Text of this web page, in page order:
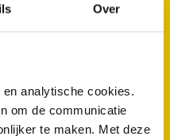
Over
analytische cookies.
om de communicatie
te maken. Met deze
zoals:
Breda